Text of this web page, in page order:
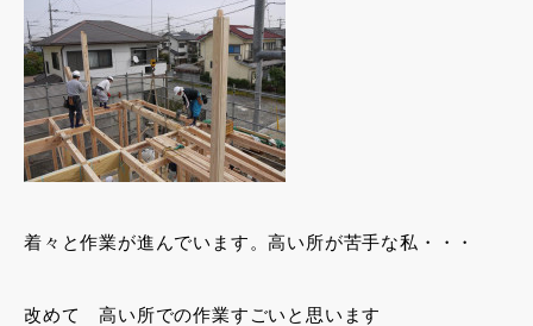
着々と作業が進んでいます。高い所が苦手な私・・・
改めて 高い所での作業すごいと思います